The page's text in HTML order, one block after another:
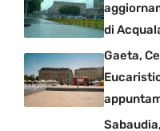
di
Gaeta,